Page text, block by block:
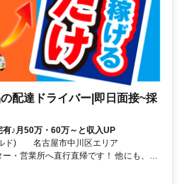
配達ドライバー|即日面接~採
♪月50万・60万～と収入UP
ド) 名古屋市中川区エリア
・営業所へ直行直帰です！ 他にも、港
たくさんあるので、 ぜひご相談くださ